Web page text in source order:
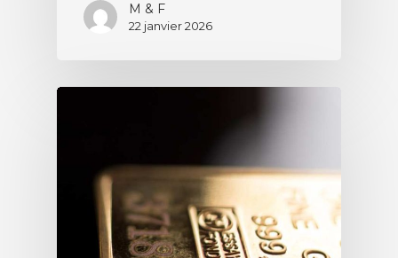
M & F
22 janvier 2026